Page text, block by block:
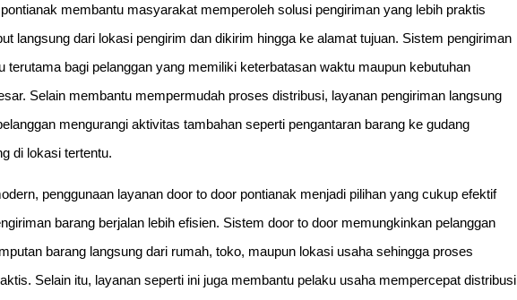
membantu masyarakat memperoleh solusi pengiriman yang lebih praktis
langsung dari lokasi pengirim dan dikirim hingga ke alamat tujuan. Sistem pengiriman
terutama bagi pelanggan yang memiliki keterbatasan waktu maupun kebutuhan
Selain membantu mempermudah proses distribusi, layanan pengiriman langsung
mengurangi aktivitas tambahan seperti pengantaran barang ke gudang
di lokasi tertentu.
penggunaan layanan door to door pontianak menjadi pilihan yang cukup efektif
barang berjalan lebih efisien. Sistem door to door memungkinkan pelanggan
barang langsung dari rumah, toko, maupun lokasi usaha sehingga proses
Selain itu, layanan seperti ini juga membantu pelaku usaha mempercepat distribusi